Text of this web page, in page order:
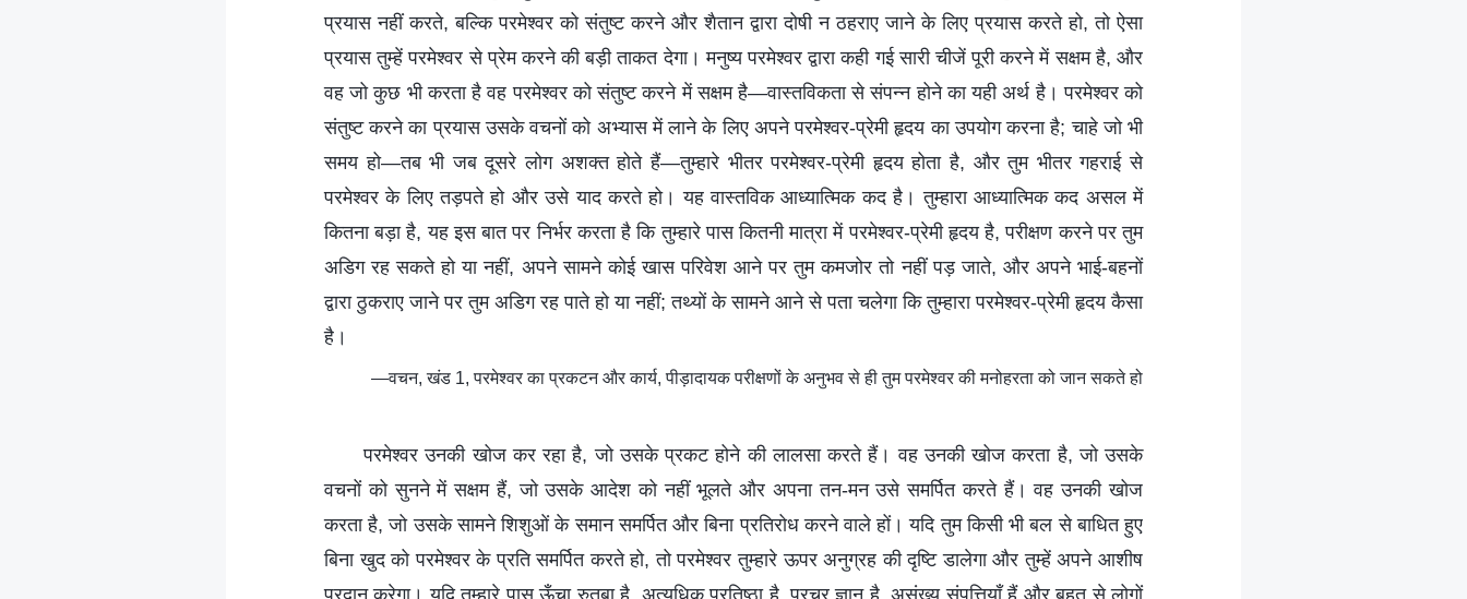
प्रयास नहीं करते, बल्कि परमेश्वर को संतुष्ट करने और शैतान द्वारा दोषी न ठहराए जाने के लिए प्रयास करते हो, तो ऐसा
प्रयास तुम्हें परमेश्वर से प्रेम करने की बड़ी ताकत देगा। मनुष्य परमेश्वर द्वारा कही गई सारी चीजें पूरी करने में सक्षम है, और
वह जो कुछ भी करता है वह परमेश्वर को संतुष्ट करने में सक्षम है—वास्तविकता से संपन्न होने का यही अर्थ है। परमेश्वर को
संतुष्ट करने का प्रयास उसके वचनों को अभ्यास में लाने के लिए अपने परमेश्वर-प्रेमी हृदय का उपयोग करना है; चाहे जो भी
समय हो—तब भी जब दूसरे लोग अशक्त होते हैं—तुम्हारे भीतर परमेश्वर-प्रेमी हृदय होता है, और तुम भीतर गहराई से
परमेश्वर के लिए तड़पते हो और उसे याद करते हो। यह वास्तविक आध्यात्मिक कद है। तुम्हारा आध्यात्मिक कद असल में
कितना बड़ा है, यह इस बात पर निर्भर करता है कि तुम्हारे पास कितनी मात्रा में परमेश्वर-प्रेमी हृदय है, परीक्षण करने पर तुम
अडिग रह सकते हो या नहीं, अपने सामने कोई खास परिवेश आने पर तुम कमजोर तो नहीं पड़ जाते, और अपने भाई-बहनों
द्वारा ठुकराए जाने पर तुम अडिग रह पाते हो या नहीं; तथ्यों के सामने आने से पता चलेगा कि तुम्हारा परमेश्वर-प्रेमी हृदय कैसा
है।
—वचन, खंड 1, परमेश्वर का प्रकटन और कार्य, पीड़ादायक परीक्षणों के अनुभव से ही तुम परमेश्वर की मनोहरता को जान सकते हो
परमेश्वर उनकी खोज कर रहा है, जो उसके प्रकट होने की लालसा करते हैं। वह उनकी खोज करता है, जो उसके
वचनों को सुनने में सक्षम हैं, जो उसके आदेश को नहीं भूलते और अपना तन-मन उसे समर्पित करते हैं। वह उनकी खोज
करता है, जो उसके सामने शिशुओं के समान समर्पित और बिना प्रतिरोध करने वाले हों। यदि तुम किसी भी बल से बाधित हुए
बिना खुद को परमेश्वर के प्रति समर्पित करते हो, तो परमेश्वर तुम्हारे ऊपर अनुग्रह की दृष्टि डालेगा और तुम्हें अपने आशीष
प्रदान करेगा। यदि तुम्हारे पास ऊँचा रुतबा है, अत्यधिक प्रतिष्ठा है, प्रचुर ज्ञान है, असंख्य संपत्तियाँ हैं और बहुत से लोगों